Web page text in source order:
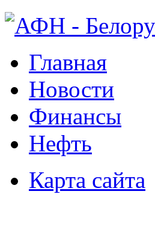
Главная
Новости
Финансы
Нефть
Карта сайта